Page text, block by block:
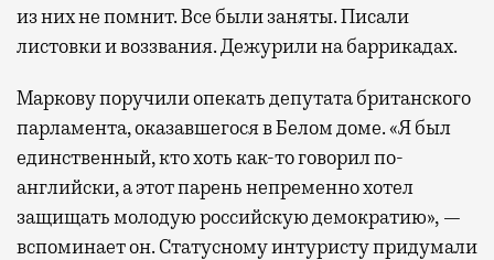
из них не помнит. Все были заняты. Писали
листовки и воззвания. Дежурили на баррикадах.
Маркову поручили опекать депутата британского
парламента, оказавшегося в Белом доме. «Я был
единственный, кто хоть как-то говорил по-
английски, а этот парень непременно хотел
защищать молодую российскую демократию», —
вспоминает он. Статусному интуристу придумали